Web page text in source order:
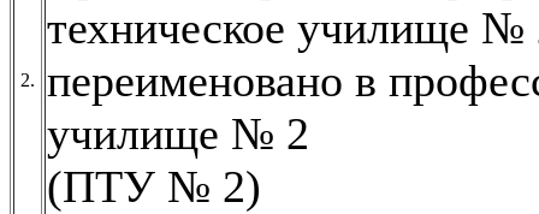
2.
техническое училище
переименовано в
училище № 2
(ПТУ № 2)